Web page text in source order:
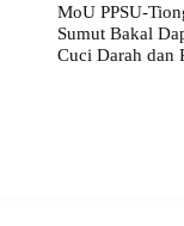
MoU PPSU-
Sumut Bakal
Cuci Darah dan